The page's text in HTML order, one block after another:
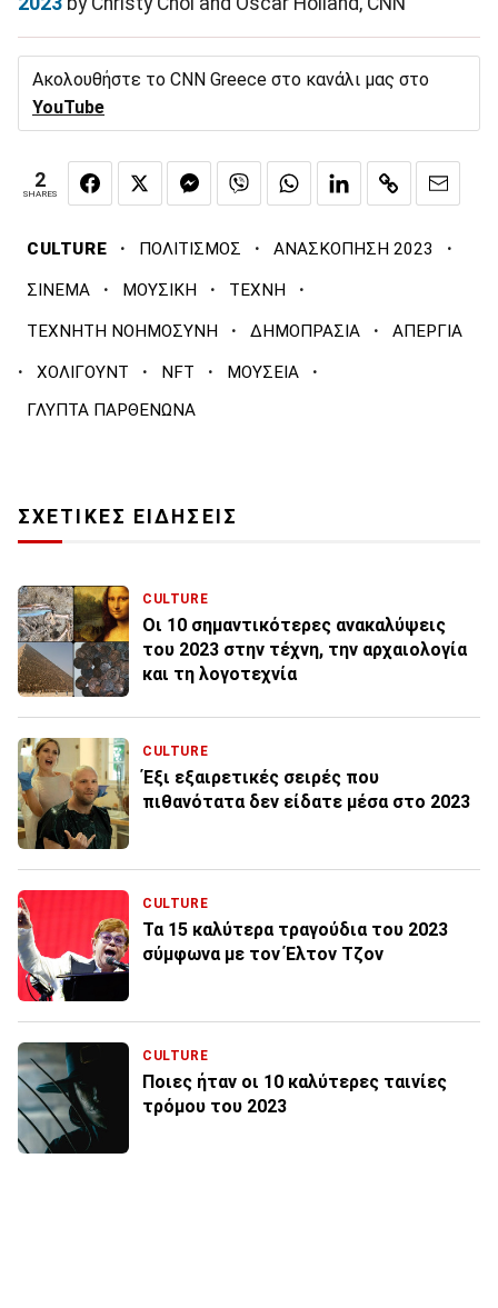
Ακολουθήστε το CNN Greece στο κανάλι μας στο
YouTube
2
SHARES
CULTURE · ΠΟΛΙΤΙΣΜΟΣ · ΑΝΑΣΚΟΠΗΣΗ 2023 ·
ΣΙΝΕΜΑ · ΜΟΥΣΙΚΗ · ΤΕΧΝΗ ·
ΤΕΧΝΗΤΗ ΝΟΗΜΟΣΥΝΗ · ΔΗΜΟΠΡΑΣΙΑ · ΑΠΕΡΓΙΑ
· ΧΟΛΙΓΟΥΝΤ · NFT · ΜΟΥΣΕΙΑ ·
ΓΛΥΠΤΑ ΠΑΡΘΕΝΩΝΑ
ΣΧΕΤΙΚΕΣ ΕΙΔΗΣΕΙΣ
CULTURE
Οι 10 σημαντικότερες ανακαλύψεις
του 2023 στην τέχνη, την αρχαιολογία
και τη λογοτεχνία
CULTURE
Έξι εξαιρετικές σειρές που
πιθανότατα δεν είδατε μέσα στο 2023
CULTURE
Τα 15 καλύτερα τραγούδια του 2023
σύμφωνα με τον Έλτον Τζον
CULTURE
Ποιες ήταν οι 10 καλύτερες ταινίες
τρόμου του 2023